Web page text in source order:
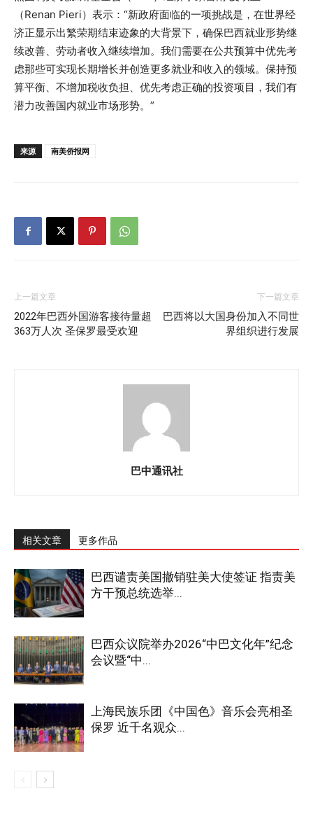
（Renan Pieri）表示：“新政府面临的一项挑战是，在世界经
济正显示出繁荣期结束迹象的大背景下，确保巴西就业形势继
续改善、劳动者收入继续增加。我们需要在公共预算中优先考
虑那些可实现长期增长并创造更多就业和收入的领域。保持预
算平衡、不增加税收负担、优先考虑正确的投资项目，我们有
潜力改善国内就业市场形势。”
来源 南美侨报网
上一篇文章
2022年巴西外国游客接待量超
363万人次 圣保罗最受欢迎
下一篇文章
巴西将以大国身份加入不同世
界组织进行发展
巴中通讯社
相关文章 更多作品
巴西谴责美国撤销驻美大使签证 指责美
方干预总统选举...
巴西众议院举办2026“中巴文化年”纪念
会议暨“中...
上海民族乐团《中国色》音乐会亮相圣
保罗 近千名观众...